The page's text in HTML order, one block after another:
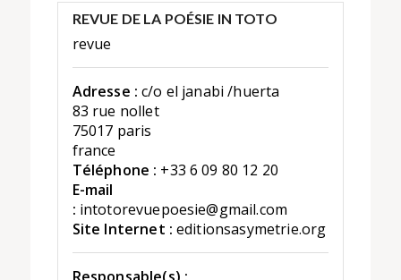
REVUE DE LA POÉSIE IN TOTO
revue
Adresse : c/o el janabi /huerta
83 rue nollet
75017 paris
france
Téléphone : +33 6 09 80 12 20
E-mail
: intotorevuepoesie@gmail.com
Site Internet : editionsasymetrie.org